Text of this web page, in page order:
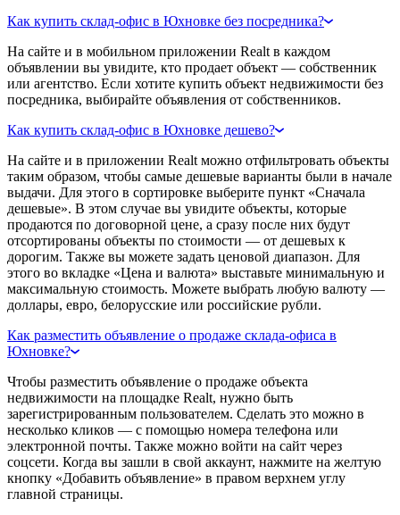
Как купить склад-офис в Юхновке без посредника?
На сайте и в мобильном приложении Realt в каждом
объявлении вы увидите, кто продает объект — собственник
или агентство. Если хотите купить объект недвижимости без
посредника, выбирайте объявления от собственников.
Как купить склад-офис в Юхновке дешево?
На сайте и в приложении Realt можно отфильтровать объекты
таким образом, чтобы самые дешевые варианты были в начале
выдачи. Для этого в сортировке выберите пункт «Сначала
дешевые». В этом случае вы увидите объекты, которые
продаются по договорной цене, а сразу после них будут
отсортированы объекты по стоимости — от дешевых к
дорогим. Также вы можете задать ценовой диапазон. Для
этого во вкладке «Цена и валюта» выставьте минимальную и
максимальную стоимость. Можете выбрать любую валюту —
доллары, евро, белорусские или российские рубли.
Как разместить объявление о продаже склада-офиса в
Юхновке?
Чтобы разместить объявление о продаже объекта
недвижимости на площадке Realt, нужно быть
зарегистрированным пользователем. Сделать это можно в
несколько кликов — с помощью номера телефона или
электронной почты. Также можно войти на сайт через
соцсети. Когда вы зашли в свой аккаунт, нажмите на желтую
кнопку «Добавить объявление» в правом верхнем углу
главной страницы.